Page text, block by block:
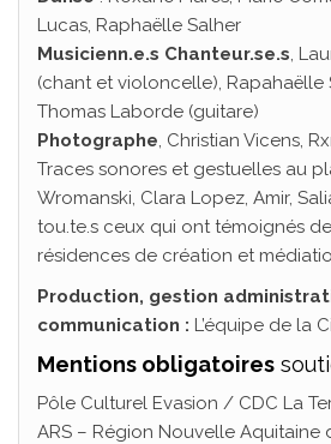
Lucas, Raphaëlle Salher
Musicienn.e.s Chanteur.se.s,
(chant et violoncelle), Rapahaëlle
Thomas Laborde (guitare)
Photographe, Christian Vicens,
Traces sonores et gestuelles au
Wromanski, Clara Lopez, Amir,
tou.te.s ceux qui ont témoignés
résidences de création et
Production, gestion
communication : L’équipe de la
Mentions obligatoires
Pôle Culturel Evasion / CDC La
ARS – Région Nouvelle Aquitaine